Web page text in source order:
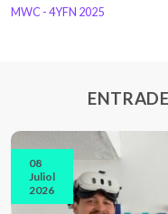
MWC - 4YFN 2025
08
Juliol
2026